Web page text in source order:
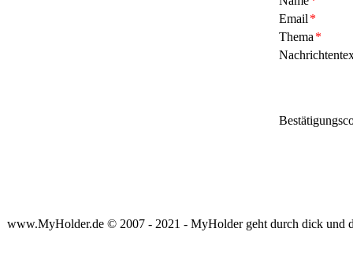
Email *
Thema *
www.MyHolder.de © 2007 - 2021 - MyHolder geht durch dick und